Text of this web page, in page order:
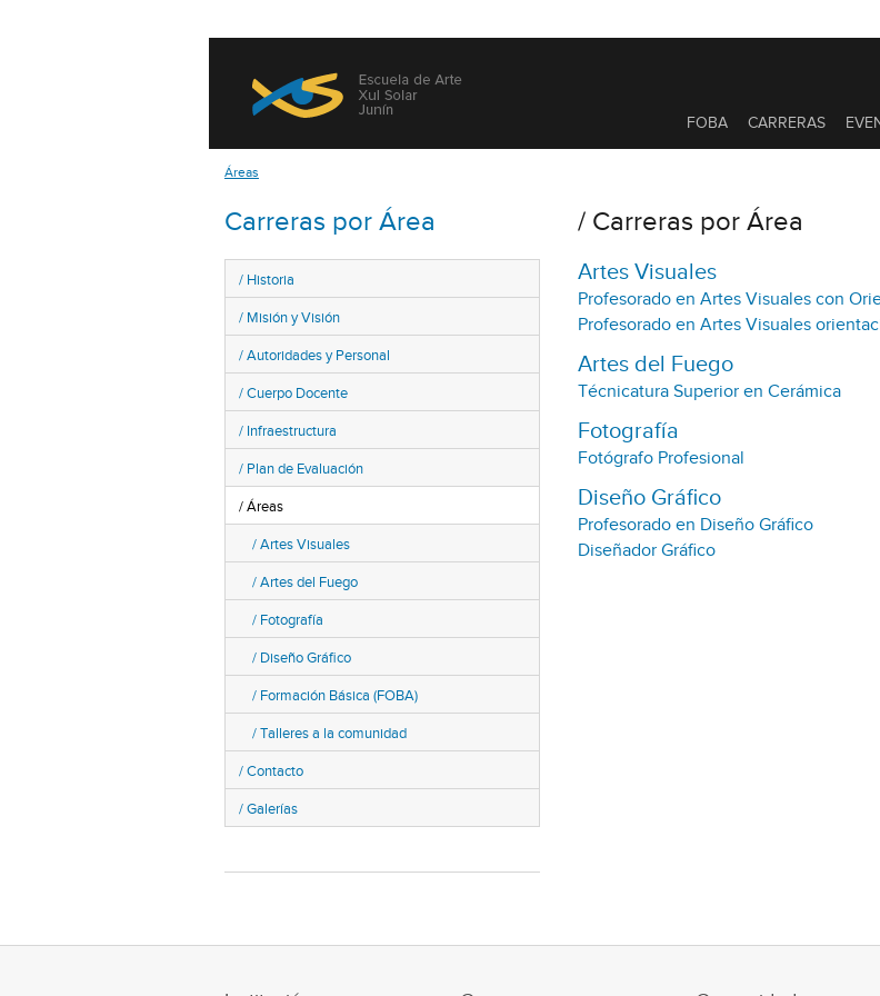
FOBA CARRERAS
Áreas
Carreras por Área
Historia
Misión y Visión
Autoridades y Personal
Cuerpo Docente
Infraestructura
Plan de Evaluación
Áreas
Artes Visuales
Artes del Fuego
Fotografía
Diseño Gráfico
Formación Básica (FOBA)
Talleres a la comunidad
Contacto
Galerías
Carreras por Área
Artes Visuales
Profesorado en Artes Visuales con
Profesorado en Artes Visuales
Artes del Fuego
Técnicatura Superior en Cerámica
Fotografía
Fotógrafo Profesional
Diseño Gráfico
Profesorado en Diseño Gráfico
Diseñador Gráfico